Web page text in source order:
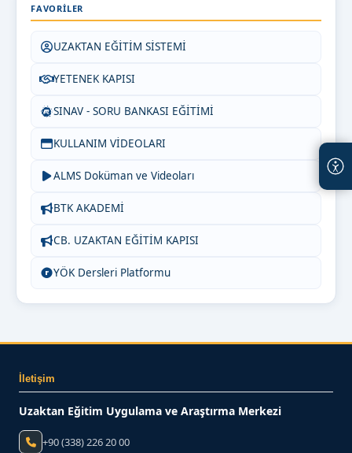
FAVORILER
UZAKTAN EĞİTİM SİSTEMİ
YETENEK KAPISI
SINAV - SORU BANKASI EĞİTİMİ
KULLANIM VİDEOLARI
ALMS Doküman ve Videoları
BTK AKADEMİ
CB. UZAKTAN EĞİTİM KAPISI
YÖK Dersleri Platformu
İletişim
Uzaktan Eğitim Uygulama ve Araştırma Merkezi
+90 (338) 226 20 00